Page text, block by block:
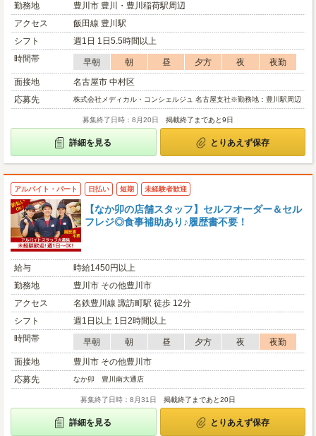
勤務地
豊川市 豊川・豊川稲荷駅周辺
アクセス
飯田線 豊川駅
シフト
週1日 1日5.5時間以上
時間帯
早朝 朝 昼 夕方 夜
夜勤
面接地
名古屋市 中村区
応募先
株式会社メディカル・コンシェルジュ 名古屋支社※勤務地：豊川駅周辺
募集終了日時：8月20日 掲載終了まであと9日
詳細を見る とりあえず保存
アルバイト・パート 日払い 短期 未経験者歓迎
【なか卯の店舗スタッフ】セルフオーダー＆セル
フレジ◎食事補助あり♪履歴書不要！
給与
時給1450円以上
勤務地
豊川市 その他豊川市
アクセス
名鉄豊川線 諏訪町駅 徒歩 12分
シフト
週1日以上 1日2時間以上
時間帯
早朝 朝 昼 夕方 夜
夜勤
面接地
豊川市 その他豊川市
応募先
なか卯 豊川南大通店
募集終了日時：8月31日 掲載終了まであと20日
詳細を見る とりあえず保存